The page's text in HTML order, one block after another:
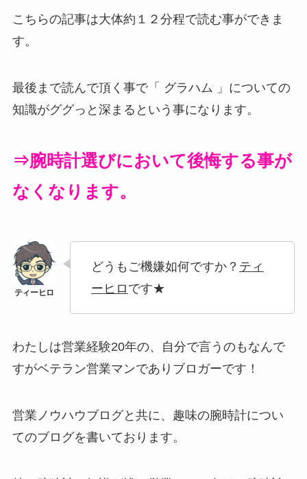
こちらの記事は大体約１２分程で読む事ができま
す。
最後まで読んで頂く事で「 グラハム 」についての
知識がググっと深まるという事になります。
⇒腕時計選びにおいて後悔する事が
なくなります。
どうもご機嫌如何ですか？ ティ
ーヒロ です★
わたしは営業経験20年の、自分で言うのもなんで
すがベテラン営業マンでありブロガーです！
営業ノウハウブログと共に、趣味の腕時計につい
てのブログを書いております。